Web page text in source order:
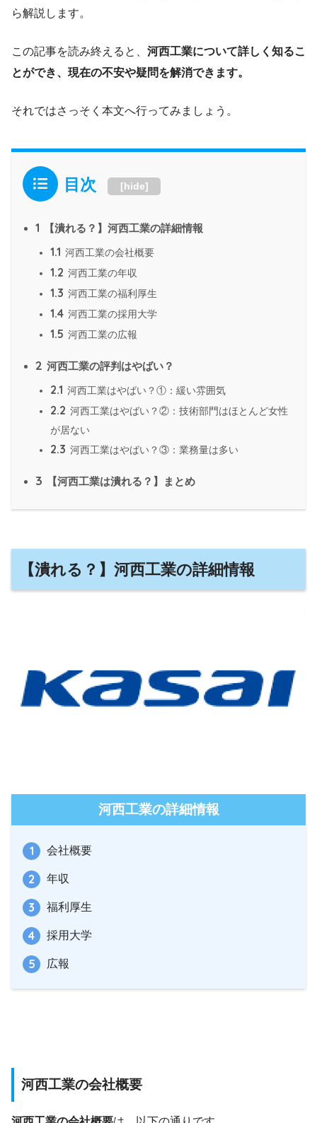
ら解説します。
この記事を読み終えると、 河西工業について詳しく知るこ
とができ、現在の不安や疑問を解消できます。
それではさっそく本文へ行ってみましょう。
目次 [hide]
1 【潰れる？】河西工業の詳細情報
1.1 河西工業の会社概要
1.2 河西工業の年収
1.3 河西工業の福利厚生
1.4 河西工業の採用大学
1.5 河西工業の広報
2 河西工業の評判はやばい？
2.1 河西工業はやばい？①：緩い雰囲気
2.2 河西工業はやばい？②：技術部門はほとんど女性
が居ない
2.3 河西工業はやばい？③：業務量は多い
3 【河西工業は潰れる？】まとめ
【潰れる？】河西工業の詳細情報
河西工業の詳細情報
会社概要
年収
福利厚生
採用大学
広報
河西工業の会社概要